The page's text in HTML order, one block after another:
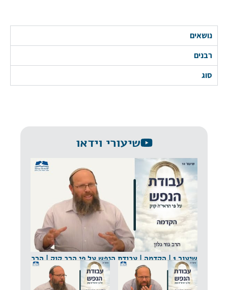
נושאים
רבנים
סוג
שיעורי וידאו
שיעור 1 | הקדמה | עבודת הנפש על פי הרב קוק | הרב
גור גלון